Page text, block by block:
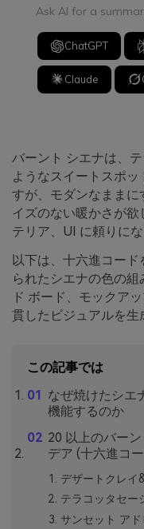
Ask AI for a
ChatGPT
Claude
バーント シエナは、
ようなスイートスポ
すが、モダンなままに
イズのない暖かさが
テリア、UI に頼りに
以下は、十六進コー
られたシエナの色の
ド ボード、モックア
貫したビジュアルを生
この記事では
なぜ焼けたシエ
機能するのか
20 以上のバー
デア (十六進コ
デザートクレイ
テラコッタセー
サンセット ア